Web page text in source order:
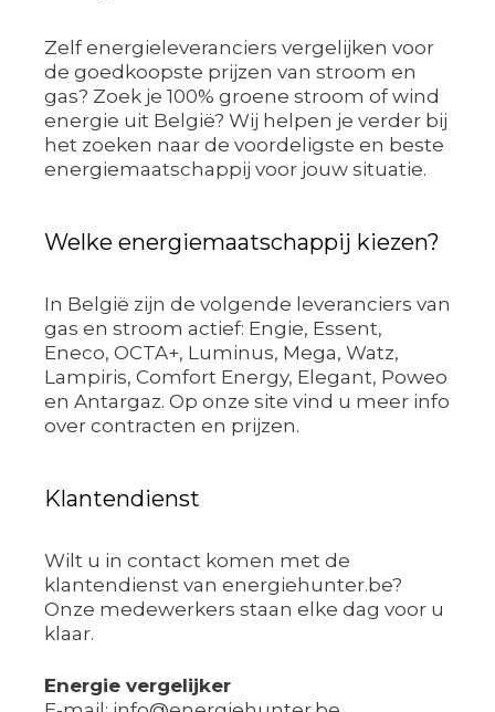
Zelf energieleveranciers vergelijken voor
de goedkoopste prijzen van stroom en
gas? Zoek je 100% groene stroom of wind
energie uit België? Wij helpen je verder bij
het zoeken naar de voordeligste en beste
energiemaatschappij voor jouw situatie.
Welke energiemaatschappij kiezen?
In België zijn de volgende leveranciers van
gas en stroom actief: Engie, Essent,
Eneco, OCTA+, Luminus, Mega, Watz,
Lampiris, Comfort Energy, Elegant, Poweo
en Antargaz. Op onze site vind u meer info
over contracten en prijzen.
Klantendienst
Wilt u in contact komen met de
klantendienst van energiehunter.be?
Onze medewerkers staan elke dag voor u
klaar.
Energie vergelijker